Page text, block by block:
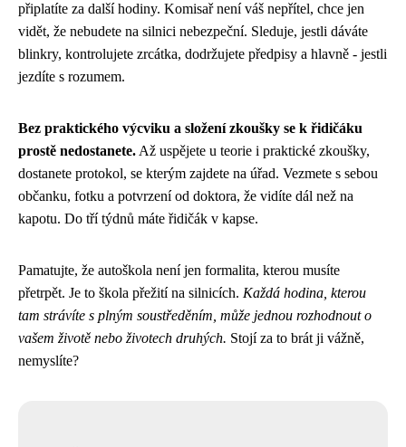
připlatíte za další hodiny. Komisař není váš nepřítel, chce jen
vidět, že nebudete na silnici nebezpeční. Sleduje, jestli dáváte
blinkry, kontrolujete zrcátka, dodržujete předpisy a hlavně - jestli
jezdíte s rozumem.
Bez praktického výcviku a složení zkoušky se k řidičáku
prostě nedostanete. Až uspějete u teorie i praktické zkoušky,
dostanete protokol, se kterým zajdete na úřad. Vezmete s sebou
občanku, fotku a potvrzení od doktora, že vidíte dál než na
kapotu. Do tří týdnů máte řidičák v kapse.
Pamatujte, že autoškola není jen formalita, kterou musíte
přetrpět. Je to škola přežití na silnicích. Každá hodina, kterou
tam strávíte s plným soustředěním, může jednou rozhodnout o
vašem životě nebo životech druhých. Stojí za to brát ji vážně,
nemyslíte?